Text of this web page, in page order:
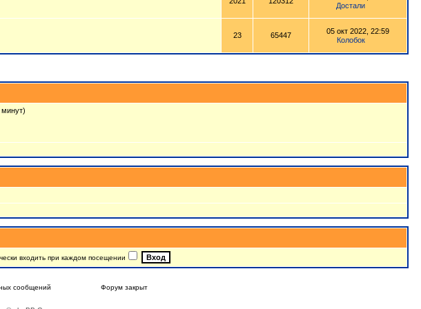
Достали
23 65447
05 окт 2022, 22:59
Колобок
минут)
входить при каждом посещении
сообщений Форум закрыт